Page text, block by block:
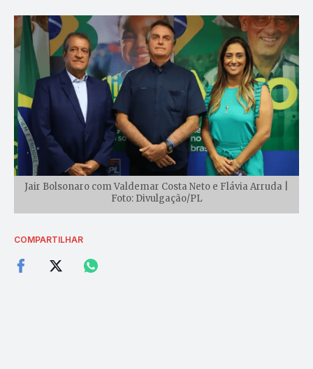
Jair Bolsonaro com Valdemar Costa Neto e Flávia Arruda |
Foto: Divulgação/PL
COMPARTILHAR